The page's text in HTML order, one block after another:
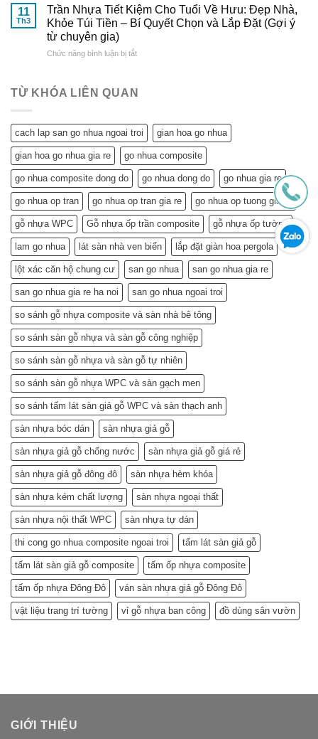
Hưu
Chi
Tiết
Nhựa
Pháp
Hoàn
Hảo
So
Tiết
Lợi
Ích
Tuyệt
Trần
Lại
Nhà
Tuổi
Về
Không
Chỉ
Tiết
Kiệm
Mà
Còn…
An
Tâm
Sống
Khỏe
11
Th3
Trần Nhựa Tiết Kiệm Cho Tuổi Về Hưu: Đẹp Nhà,
Khỏe Túi Tiền – Bí Quyết Chọn và Lắp Đặt (Gợi ý
từ chuyên gia)
Chức năng bình luận bị tắtở
Tiết
Tuổi
Về
Hưu:
Đẹp
Nhà,
Khỏe
Túi
Tiền
–
Bí
Quyết
Chọn
và
Lắp
Đặt
(Gợi
ý
từ
chuyên
gia)
TỪ KHÓA LIÊN QUAN
cach lap san go nhua ngoai troi gian hoa go nhua
gian hoa go nhua gia re go nhua composite
go nhua composite dong do go nhua dong do go nhua gia re
go nhua op tran go nhua op tran gia re go nhua op tuong gia re
gỗ nhựa WPC Gỗ nhựa ốp trần composite gỗ nhựa ốp tường
lam go nhua lát sàn nhà ven biển lắp đặt giàn hoa pergola
lột xác căn hộ chung cư san go nhua san go nhua gia re
san go nhua gia re ha noi san go nhua ngoai troi
so sánh gỗ nhựa composite và sàn nhà bê tông
so sánh sàn gỗ nhựa và sàn gỗ công nghiệp
so sánh sàn gỗ nhựa và sàn gỗ tự nhiên
so sánh sàn gỗ nhựa WPC và sàn gạch men
so sánh tấm lát sàn giả gỗ WPC và sàn thạch anh
sàn nhựa bóc dán sàn nhựa giả gỗ
sàn nhựa giả gỗ chống nước sàn nhựa giả gỗ giá rẻ
sàn nhựa giả gỗ đông đô sàn nhựa hèm khóa
sàn nhựa kém chất lượng sàn nhựa ngoại thất
sàn nhựa nội thất WPC sàn nhựa tự dán
thi cong go nhua composite ngoai troi tấm lát sàn giả gỗ
tấm lát sàn giả gỗ composite tấm ốp nhựa composite
tấm ốp nhựa Đông Đô ván sàn nhựa giả gỗ Đông Đô
vật liệu trang trí tường vỉ gỗ nhựa ban công đồ dùng sân vườn
GIỚI THIỆU